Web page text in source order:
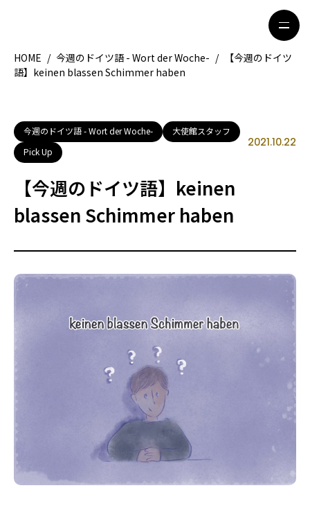
地域別ガイド
グルメ
観光ガイド
ライフスタイル
ライター募集
HOME / 今週のドイツ語 - Wort der Woche- /
【今週のドイツ
語】keinen blassen Schimmer haben
今週のドイツ語 - Wort der Woche-
大使館スタッフ
Pick Up
2021.10.22
【今週のドイツ語】keinen
blassen Schimmer haben